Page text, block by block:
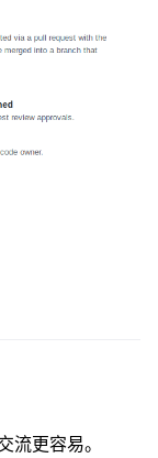
流更容易。